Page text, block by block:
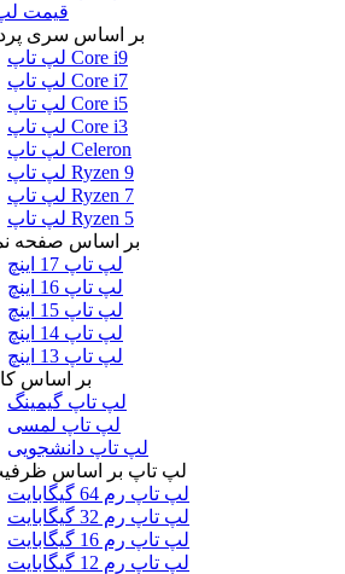
قیمت
بر اساس سری
لپ تاپ Core i9
لپ تاپ Core i7
لپ تاپ Core i5
لپ تاپ Core i3
لپ تاپ Celeron
لپ تاپ Ryzen 9
لپ تاپ Ryzen 7
لپ تاپ Ryzen 5
بر اساس صفحه
لپ تاپ 17 اینچ
لپ تاپ 16 اینچ
لپ تاپ 15 اینچ
لپ تاپ 14 اینچ
لپ تاپ 13 اینچ
بر اساس
لپ تاپ گیمینگ
لپ تاپ لمسی
لپ تاپ دانشجویی
لپ تاپ بر اساس
لپ تاپ رم 64 گیگابایت
لپ تاپ رم 32 گیگابایت
لپ تاپ رم 16 گیگابایت
لپ تاپ رم 12 گیگابایت